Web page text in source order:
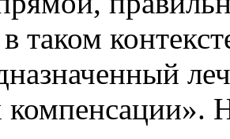
таком
компенсации».